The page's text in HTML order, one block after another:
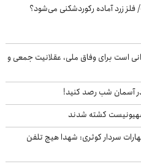
فلز زرد آماده رکوردشکنی می‌شود؟
است برای وفاق ملی، عقلانیت جمعی و
در آسمان شب رصد کنید!
صهیونیست کشته شدند
سردار کوثری: شهدا هیچ تلفن